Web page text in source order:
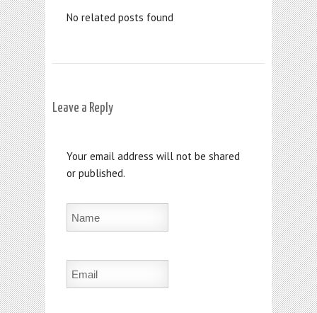
No related posts found
Leave a Reply
Your email address will not be shared
or published.